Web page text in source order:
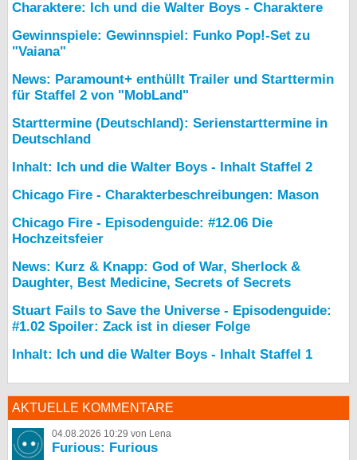
Charaktere: Ich und die Walter Boys - Charaktere
Gewinnspiele: Gewinnspiel: Funko Pop!-Set zu
"Vaiana"
News: Paramount+ enthüllt Trailer und Starttermin
für Staffel 2 von "MobLand"
Starttermine (Deutschland): Serienstarttermine in
Deutschland
Inhalt: Ich und die Walter Boys - Inhalt Staffel 2
Chicago Fire - Charakterbeschreibungen: Mason
Chicago Fire - Episodenguide: #12.06 Die
Hochzeitsfeier
News: Kurz & Knapp: God of War, Sherlock &
Daughter, Best Medicine, Secrets of Secrets
Stuart Fails to Save the Universe - Episodenguide:
#1.02 Spoiler: Zack ist in dieser Folge
Inhalt: Ich und die Walter Boys - Inhalt Staffel 1
AKTUELLE KOMMENTARE
04.08.2026 10:29 von Lena
Furious: Furious